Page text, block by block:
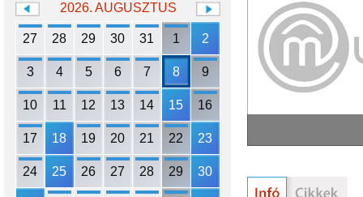
2026. AUGUSZTUS
27 28 29 30 31 1 2
3 4 5 6 7 8 9
10 11 12 13 14 15 16
17 18 19 20 21 22 23
24 25 26 27 28 29 30